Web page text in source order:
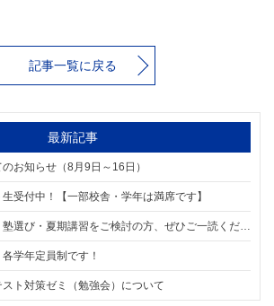
記事一覧に戻る
最新記事
お知らせ（8月9日～16日）
受付中！【一部校舎・学年は満席です】
中学３年生最終受付！塾選び・夏期講習をご検討の方、ぜひご一読ください。【8/1スタート】
学年定員制です！
スト対策ゼミ（勉強会）について